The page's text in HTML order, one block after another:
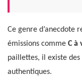
Ce genre d’anecdote
émissions comme C à
paillettes, il existe
authentiques.